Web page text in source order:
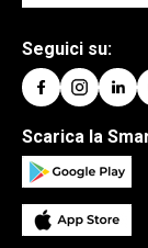
Seguici su:
Scarica la